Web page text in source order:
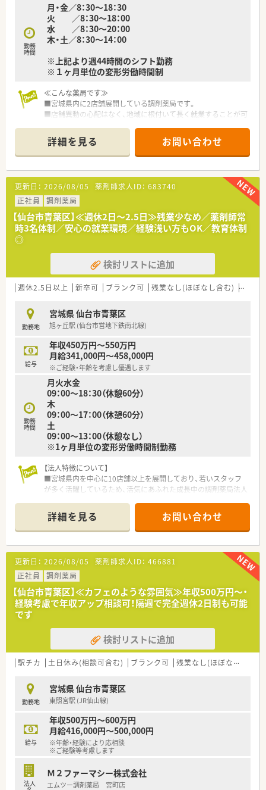
舗のカラーが発揮でき、スタッフみんながのびのびと勤務できる
環境です。
■家庭との両立をしながら働くママさんスタッフも多数活躍中！
どの店舗も残業時間少なめなので、メリハリをつけて業務に取組
勤務
時間
月・金／8：30～18：30
火 ／8：30～18：00
水 ／8：30～20：00
木・土／8：30～14：00
※上記より週44時間のシフト勤務
※１ヶ月単位の変形労働時間制
≪こんな薬局です≫
■宮城県内に2店舗展開している調剤薬局です。
■店舗異動の心配はなく、地域に根付いて長く就業することが可
■泌尿器科をメインに応需しており、透析も行っています。
1日あたりの処方箋応需枚数は50枚前後と安定しており、残業も
少ない環境で働けます。
■北環状線沿いの立地でお車通勤に便利です。スーパー・ドラッ
グストア・ホームセンター等、商業施設もすぐ近くにあり、就業
前後の御用を足すにも便利な立地です。
■企業規模は決して大きくはないですが、夏季休暇（3日程度）・
年末年始休暇（6日程度）・ゴールデンウイーク（3日程度）と、お休
みはしっかり確保できる環境です。
■ご経験を活かして今後もスキルアップしていきたい方（年収
600万円優遇！）
■店舗異動なく地域に根差して安定した場所で経験を積んでい
きたい方
詳細を見る お問い合わせ
更新日： 2026/08/05 薬剤師求人ID： 683740
正社員
調剤薬局
【仙台市青葉区】≪週休2日～2.5日≫残業少なめ／薬剤師常
時3名体制／安心の就業環境／経験浅い方もOK／教育体制
◎
検討リストに追加
週休2.5日以上 新卒可 ブランク可 残業なし(ほぼなし含む) 車通
勤務地
宮城県 仙台市青葉区
旭ヶ丘駅 (仙台市営地下鉄南北線)
給与
年収450万円～550万円
月給341,000円～458,000円
※ご経験・年齢を考慮し優遇します
勤務
時間
月火水金
09：00～18：30（休憩60分）
木
09：00～17：00（休憩60分）
土
09：00～13：00（休憩なし）
※1ヶ月単位の変形労働時間制勤務
【法人特徴について】
■宮城県内を中心に10店舗以上を展開しており、若いスタッフ
が多く活躍しているため、活気にあふれた成長中の調剤薬局法人
■定着率が非常に高く、スタッフ同士の仲が良いのが特徴で、腰
を据えて長く働きたいと考えている方にとって最適な職場環境
です。
■代表者が各店舗を定期的に巡回しており、現場の状況や人間関
係を把握しようと努めるなど、経営層との距離が近い社風と言え
ます。
【店舗情報と応需状況について】
■仙台市営地下鉄南北線の旭ヶ丘駅から車で6分ほどの場所に位
置しており、マイカーでの通勤も可能で日々の通いやすさが魅力
■主な応需科目は内科とアレルギー科で、1日の処方箋枚数は70
枚から80枚程度となっており、無理のないペースで業務に励めま
す。
■近隣の内科クリニックから処方箋をメインに受け付けており、
環境です。
【こんな方にオススメ】
■残業を極力減らしてワークライフバランスを重視したい方や、
決まった休みをしっかり確保してリフレッシュしたい方に最適
です。
■在宅業務や重いノルマに負担を感じている方で、外来での調剤
ています。
■成長中の企業で自分自身も成長したいという意欲があり、将来
詳細を見る お問い合わせ
更新日： 2026/08/05 薬剤師求人ID： 466881
正社員
調剤薬局
【仙台市青葉区】≪カフェのような雰囲気≫年収500万円～・
経験考慮で年収アップ相談可！隔週で完全週休2日制も可能
です
検討リストに追加
駅チカ 土日休み(相談可含む) ブランク可 残業なし(ほぼなし含む)
勤務地
宮城県 仙台市青葉区
東照宮駅 (JR仙山線)
給与
年収500万円～600万円
月給416,000円～500,000円
※年齢・経験により応相談
※ご経験等考慮します
法人
Ｍ２ファーマシー株式会社
エムツー調剤薬局 宮町店